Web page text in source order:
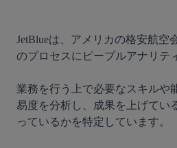
JetBlueは、アメリカの格安航空
のプロセスにピープルアナリテ
業務を行う上で必要なスキルや
易度を分析し、成果を上げてい
っているかを特定しています。